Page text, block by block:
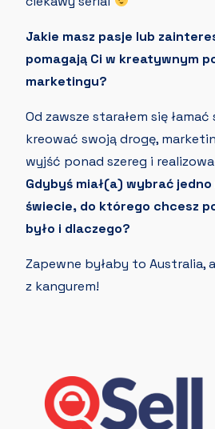
Jakie masz pasje lub
pomagają Ci w kreatywnym
marketingu?
Od zawsze starałem się
kreować swoją drogę,
wyjść ponad szereg i
Gdybyś miał(a) wybrać
świecie, do którego chcesz
było i dlaczego?
Zapewne byłaby to Australia,
z kangurem!